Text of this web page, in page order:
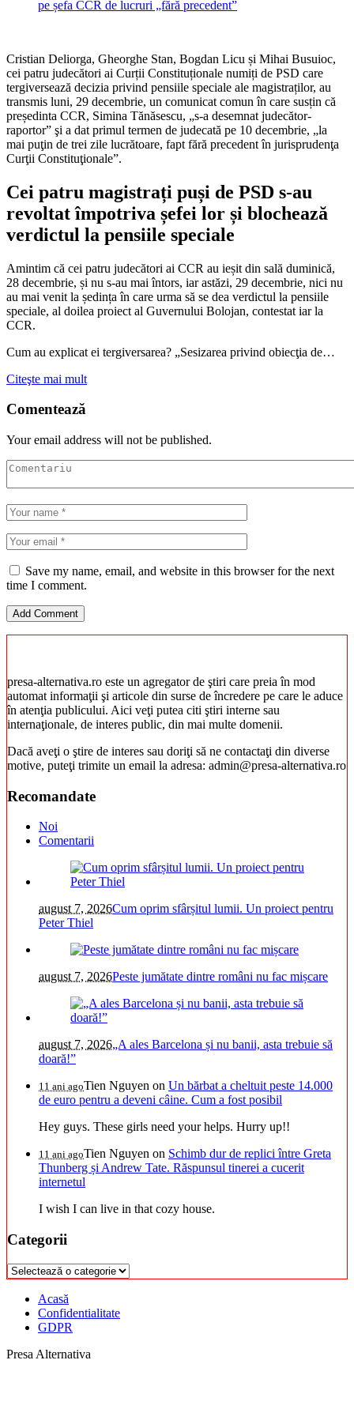
Cristian Deliorga, Gheorghe Stan, Bogdan Licu și Mihai Busuioc,
cei patru judecători ai Curții Constituționale numiți de PSD care
tergiversează decizia privind pensiile speciale ale magistraților, au
transmis luni, 29 decembrie, un comunicat comun în care susțin că
președinta CCR, Simina Tănăsescu, „s-a desemnat judecător-
raportor” şi a dat primul termen de judecată pe 10 decembrie, „la
mai puţin de trei zile lucrătoare, fapt fără precedent în jurisprudenţa
Curţii Constituţionale”.
Cei patru magistrați puși de PSD s-au
revoltat împotriva șefei lor și blochează
verdictul la pensiile speciale
Amintim că cei patru judecători ai CCR au ieșit din sală duminică,
28 decembrie, și nu s-au mai întors, iar astăzi, 29 decembrie, nici nu
au mai venit la ședința în care urma să se dea verdictul la pensiile
speciale, al doilea proiect al Guvernului Bolojan, contestat iar la
CCR.
Cum au explicat ei tergiversarea? „Sesizarea privind obiecţia de…
Citeşte mai mult
Comentează
Your email address will not be published.
Save my name, email, and website in this browser for the next
time I comment.
presa-alternativa.ro este un agregator de ştiri care preia în mod
automat informaţii şi articole din surse de încredere pe care le aduce
în atenţia publicului. Aici veţi putea citi ştiri interne sau
internaţionale, de interes public, din mai multe domenii.
Dacă aveţi o ştire de interes sau doriţi să ne contactaţi din diverse
motive, puteţi trimite un email la adresa: admin@presa-alternativa.ro
Recomandate
Noi
Comentarii
august 7, 2026Cum oprim sfârșitul lumii. Un proiect pentru
Peter Thiel
august 7, 2026Peste jumătate dintre români nu fac mișcare
august 7, 2026„A ales Barcelona și nu banii, asta trebuie să
doară!”
11 ani agoTien Nguyen on Un bărbat a cheltuit peste 14.000
de euro pentru a deveni câine. Cum a fost posibil
Hey guys. These girls need your helps. Hurry up!!
11 ani agoTien Nguyen on Schimb dur de replici între Greta
Thunberg și Andrew Tate. Răspunsul tinerei a cucerit
internetul
I wish I can live in that cozy house.
Categorii
Categorii
Acasă
Confidentialitate
GDPR
Presa Alternativa